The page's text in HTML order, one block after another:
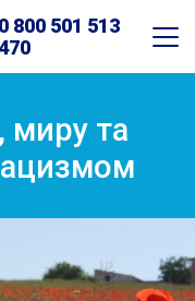
0 800 501 513
470
миру та